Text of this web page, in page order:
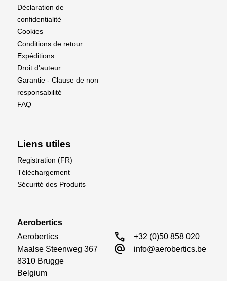
Déclaration de
confidentialité
Cookies
Conditions de retour
Expéditions
Droit d'auteur
Garantie - Clause de non
responsabilité
FAQ
Liens utiles
Registration (FR)
Téléchargement
Sécurité des Produits
Aerobertics
Aerobertics
Maalse Steenweg 367
8310 Brugge
Belgium
call +32 (0)50 858 020
alternate_email info@aerobertics.be